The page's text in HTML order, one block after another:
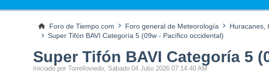
Foro de Tiempo.com Foro general de Meteorología Huracanes,
Super Tifón BAVI Categoría 5 (09w - Pacífico occidental)
Super Tifón BAVI Categoría 5
Iniciado por Torrelloviedo, Sábado 04 Julio 2026 07:14:40 AM